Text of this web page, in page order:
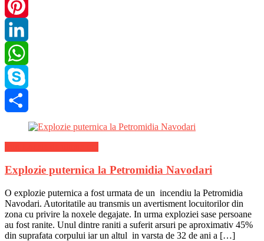
Twitter
Pinterest
LinkedIn
WhatsApp
Skype
Explozie puternica la Petromidia Navodari
O explozie puternica a fost urmata de un incendiu la Petromidia
Navodari. Autoritatile au transmis un avertisment locuitorilor din
zona cu privire la noxele degajate. In urma exploziei sase persoane
au fost ranite. Unul dintre raniti a suferit arsuri pe aproximativ 45%
din suprafata corpului iar un altul in varsta de 32 de ani a […]